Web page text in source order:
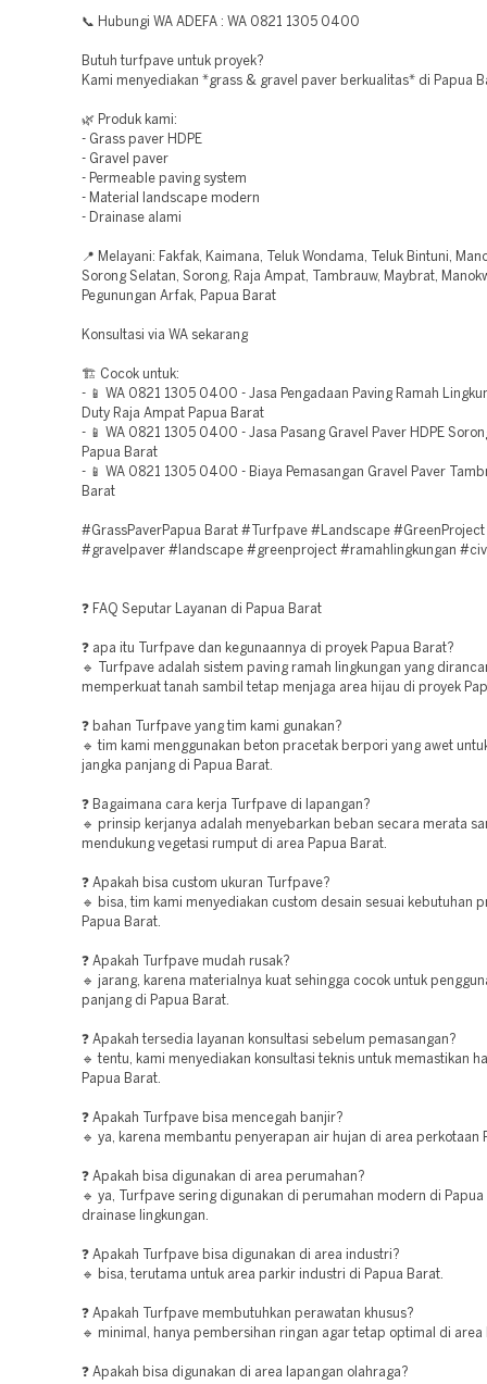
📞 Hubungi WA ADEFA : WA 0821 1305 0400
Butuh turfpave untuk proyek?
Kami menyediakan *grass & gravel paver berkualitas* di Papua
🌿 Produk kami:
- Grass paver HDPE
- Gravel paver
- Permeable paving system
- Material landscape modern
- Drainase alami
📍 Melayani: Fakfak, Kaimana, Teluk Wondama, Teluk Bintuni,
Sorong Selatan, Sorong, Raja Ampat, Tambrauw, Maybrat,
Pegunungan Arfak, Papua Barat
Konsultasi via WA sekarang
🏗️ Cocok untuk:
- 📱 WA 0821 1305 0400 - Jasa Pengadaan Paving Ramah
Duty Raja Ampat Papua Barat
- 📱 WA 0821 1305 0400 - Jasa Pasang Gravel Paver HDPE
Papua Barat
- 📱 WA 0821 1305 0400 - Biaya Pemasangan Gravel Paver
Barat
#GrassPaverPapua Barat #Turfpave #Landscape #GreenProject
#gravelpaver #landscape #greenproject #ramahlingkungan
❓ FAQ Seputar Layanan di Papua Barat
❓ apa itu Turfpave dan kegunaannya di proyek Papua Barat?
🔹 Turfpave adalah sistem paving ramah lingkungan yang
memperkuat tanah sambil tetap menjaga area hijau di proyek
❓ bahan Turfpave yang tim kami gunakan?
🔹 tim kami menggunakan beton pracetak berpori yang awet
jangka panjang di Papua Barat.
❓ Bagaimana cara kerja Turfpave di lapangan?
🔹 prinsip kerjanya adalah menyebarkan beban secara merata
mendukung vegetasi rumput di area Papua Barat.
❓ Apakah bisa custom ukuran Turfpave?
🔹 bisa, tim kami menyediakan custom desain sesuai kebutuhan
Papua Barat.
❓ Apakah Turfpave mudah rusak?
🔹 jarang, karena materialnya kuat sehingga cocok untuk
panjang di Papua Barat.
❓ Apakah tersedia layanan konsultasi sebelum pemasangan?
🔹 tentu, kami menyediakan konsultasi teknis untuk memastikan
Papua Barat.
❓ Apakah Turfpave bisa mencegah banjir?
🔹 ya, karena membantu penyerapan air hujan di area perkotaan
❓ Apakah bisa digunakan di area perumahan?
🔹 ya, Turfpave sering digunakan di perumahan modern di Papua
drainase lingkungan.
❓ Apakah Turfpave bisa digunakan di area industri?
🔹 bisa, terutama untuk area parkir industri di Papua Barat.
❓ Apakah Turfpave membutuhkan perawatan khusus?
🔹 minimal, hanya pembersihan ringan agar tetap optimal di area
❓ Apakah bisa digunakan di area lapangan olahraga?